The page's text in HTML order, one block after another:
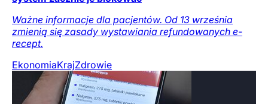
Ważne informacje dla pacjentów. Od 13 września
zmienią się zasady wystawiania refundowanych e-
recept.
EkonomiaKrajZdrowie